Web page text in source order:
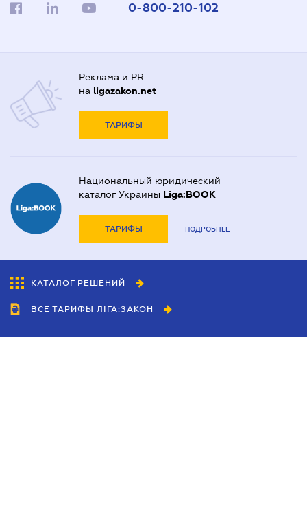
0-800-210-102
Реклама и PR
на ligazakon.net
ТАРИФЫ
Национальный юридический
каталог Украины Liga:BOOK
ТАРИФЫ ПОДРОБНЕЕ
КАТАЛОГ РЕШЕНИЙ
ВСЕ ТАРИФЫ ЛІГА:ЗАКОН